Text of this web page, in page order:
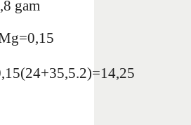
gam